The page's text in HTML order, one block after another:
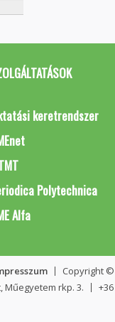
keretrendszer
Polytechnica
Alfa
Copyright ©
Műegyetem rkp. 3.